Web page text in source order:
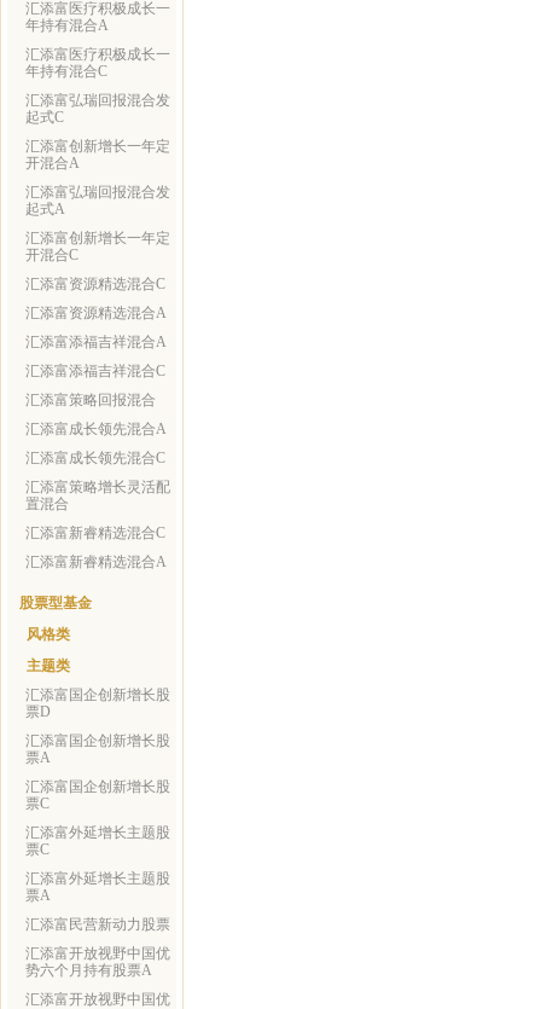
汇添富医疗积极成长一
年持有混合A
汇添富医疗积极成长一
年持有混合C
汇添富弘瑞回报混合发
起式C
汇添富创新增长一年定
开混合A
汇添富弘瑞回报混合发
起式A
汇添富创新增长一年定
开混合C
汇添富资源精选混合C
汇添富资源精选混合A
汇添富添福吉祥混合A
汇添富添福吉祥混合C
汇添富策略回报混合
汇添富成长领先混合A
汇添富成长领先混合C
汇添富策略增长灵活配
置混合
汇添富新睿精选混合C
汇添富新睿精选混合A
股票型基金
风格类
主题类
汇添富国企创新增长股
票D
汇添富国企创新增长股
票A
汇添富国企创新增长股
票C
汇添富外延增长主题股
票C
汇添富外延增长主题股
票A
汇添富民营新动力股票
汇添富开放视野中国优
势六个月持有股票A
汇添富开放视野中国优